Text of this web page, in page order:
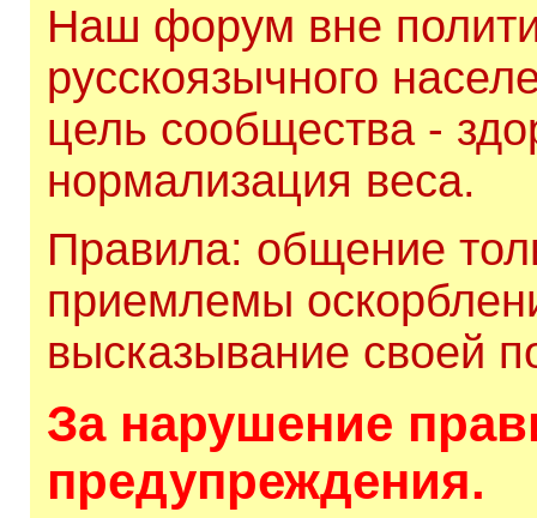
Наш форум вне
русскоязычного
цель сообщества -
нормализация веса.
Правила: общение
приемлемы
высказывание своей
За нарушение
предупреждения.